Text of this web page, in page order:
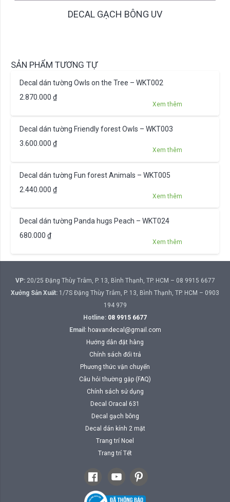
DECAL GẠCH BÔNG UV
SẢN PHẨM TƯƠNG TỰ
Decal dán tường Owls on the Tree – WKT002
2.870.000 ₫
Xem thêm
Decal dán tường Friendly forest Owls – WKT003
3.600.000 ₫
Xem thêm
Decal dán tường Fun forest Animals – WKT005
2.440.000 ₫
Xem thêm
Decal dán tường Panda hugs Peach – WKT024
680.000 ₫
Xem thêm
VP:20/25 Đặng Thùy Trâm, P. 13, Bình Thạnh, TP. HCM – 08 9915 6677
Xưởng Sản Xuất: 1/7S Đặng Thùy Trâm, P. 13, Bình Thạnh, TP. HCM – 0903
194 979
Hotline: 08 9915 6677
Email: hoavandecal@gmail.com
Hướng dẫn đặt hàng
Chính sách đổi trả
Phương thức vận chuyển
Câu hỏi thường gặp (FAQ)
Chính sách sử dụng
Decal Oracal 631
Decal gạch bông
Decal dán kính 2 mặt
Trang trí Noel
Trang trí Tết